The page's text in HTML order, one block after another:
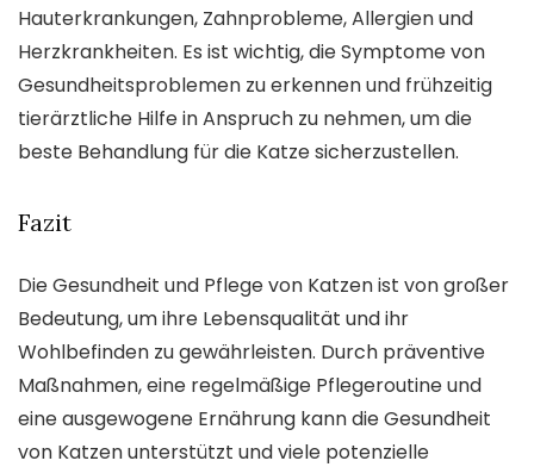
Hauterkrankungen, Zahnprobleme, Allergien und
Herzkrankheiten. Es ist wichtig, die Symptome von
Gesundheitsproblemen zu erkennen und frühzeitig
tierärztliche Hilfe in Anspruch zu nehmen, um die
beste Behandlung für die Katze sicherzustellen.
Fazit
Die Gesundheit und Pflege von Katzen ist von großer
Bedeutung, um ihre Lebensqualität und ihr
Wohlbefinden zu gewährleisten. Durch präventive
Maßnahmen, eine regelmäßige Pflegeroutine und
eine ausgewogene Ernährung kann die Gesundheit
von Katzen unterstützt und viele potenzielle